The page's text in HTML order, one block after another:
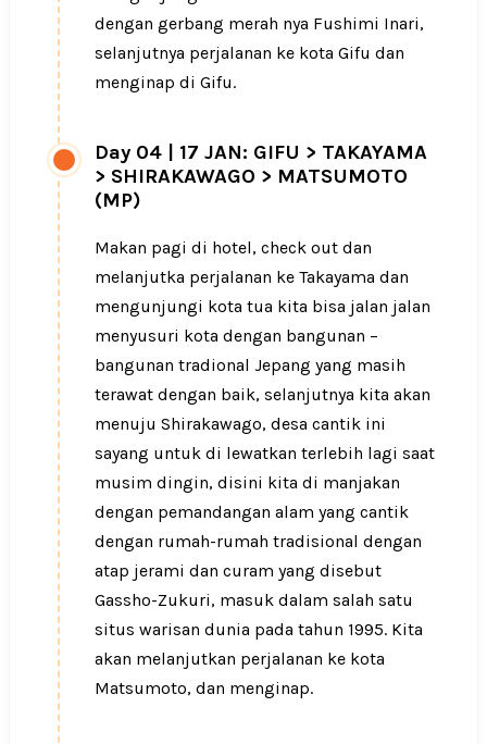
dengan gerbang merah nya Fushimi Inari,
selanjutnya perjalanan ke kota Gifu dan
menginap di Gifu.
Day 04
17 JAN: GIFU > TAKAYAMA
> SHIRAKAWAGO > MATSUMOTO
(MP)
Makan pagi di hotel, check out dan
melanjutka perjalanan ke Takayama dan
mengunjungi kota tua kita bisa jalan jalan
menyusuri kota dengan bangunan –
bangunan tradional Jepang yang masih
terawat dengan baik, selanjutnya kita akan
menuju Shirakawago, desa cantik ini
sayang untuk di lewatkan terlebih lagi saat
musim dingin, disini kita di manjakan
dengan pemandangan alam yang cantik
dengan rumah-rumah tradisional dengan
atap jerami dan curam yang disebut
Gassho-Zukuri, masuk dalam salah satu
situs warisan dunia pada tahun 1995. Kita
akan melanjutkan perjalanan ke kota
Matsumoto, dan menginap.